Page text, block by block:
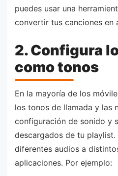
puedes usar una
convertir tus canciones en
2. Configura
como tonos
En la mayoría de los
los tonos de llamada y las
configuración de sonido y
descargados de tu playlist.
diferentes audios a
aplicaciones. Por ejemplo: